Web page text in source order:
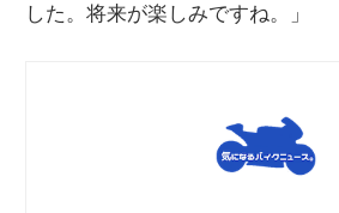
した。将来が楽しみですね。」